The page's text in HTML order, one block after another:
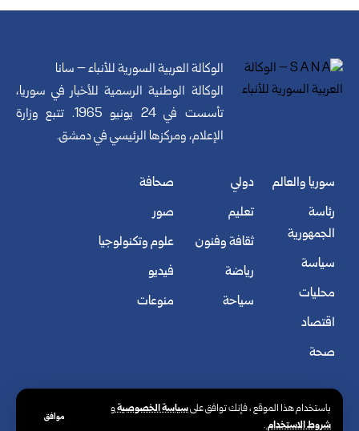
باستخدام هذا الموقع ، فإنك توافق علىسياسة الخصوصيةو
شروط الاستخدام.
موافق
الوكالة العربية السورية للأنباء – سانا
الوكالة الوطنية الرسمية للأخبار في سوريا،
تأسست في 24 يونيو 1965. تتبع وزارة
الإعلام، ومركزها الرئيسي في دمشق.
سوريا والعالم
رئاسة
الجمهورية
سياسة
محليات
اقتصاد
صحة
دولي
تعليم
ثقافة وفنون
رياضة
سياحة
صحافة
صور
علوم وتكنولوجيا
فيديو
منوعات